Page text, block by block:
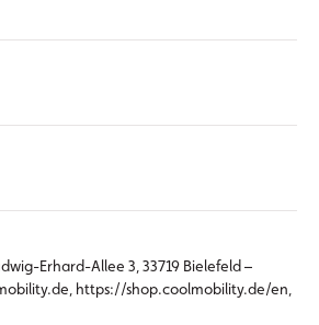
Erhard-Allee 3, 33719 Bielefeld –
https://shop.coolmobility.de/en,